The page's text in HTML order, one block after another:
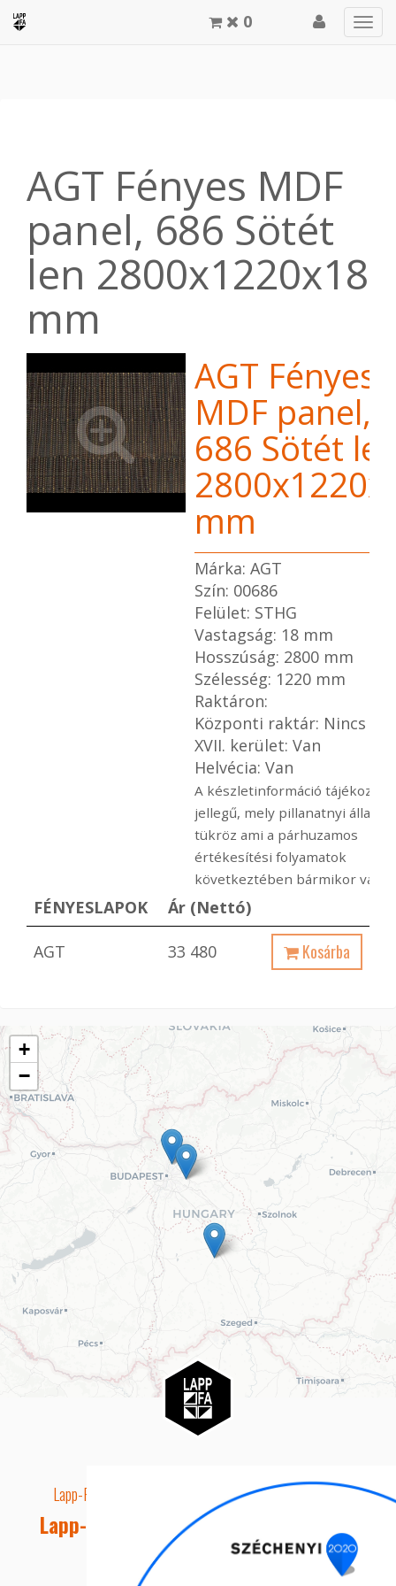
0
AGT Fényes MDF
panel, 686 Sötét
len 2800x1220x18
mm
AGT Fényes
MDF panel,
686 Sötét
mm
Márka: AGT
Szín: 00686
Felület: STHG
Vastagság: 18 mm
Hosszúság: 2800 mm
Szélesség: 1220 mm
Raktáron:
Központi raktár: Nincs
XVII. kerület: Van
Helvécia: Van
A készletinformáció
jellegű, mely pillanatnyi
tükröz ami a párhuzamos
értékesítési folyamatok
következtében bármikor
FÉNYESLAPOK Ár (Nettó)
AGT 33 480 Kosárba
+
−
Lapp-Fa EUTR technikai azonosító száma: AA5849163
Lapp-fa Kft. Webshop Ügyfélszolgálat
Telefon: +36 20 8515050
E-mail cím: webshop@lapp-fa.hu